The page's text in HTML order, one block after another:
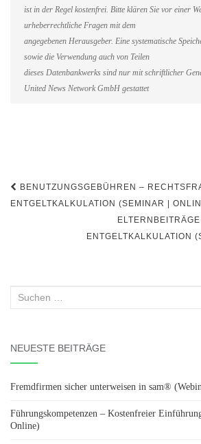
ist in der Regel kostenfrei. Bitte klären Sie vor einer
urheberrechtliche Fragen mit dem
angegebenen Herausgeber. Eine systematische
sowie die Verwendung auch von Teilen
dieses Datenbankwerks sind nur mit schriftlicher
United News Network GmbH gestattet
Beitragsnavigation
BENUTZUNGSGEBÜHREN –
ENTGELTKALKULATION (SEMINAR |
ENTGELTKALKULATION
Suchen
NEUESTE BEITRÄGE
Fremdfirmen sicher unterweisen in sam®
Führungskompetenzen – Kostenfreier
Online)